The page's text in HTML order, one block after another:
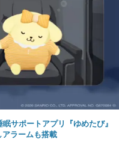
サポートアプリ『ゆめたび』
ラームも搭載